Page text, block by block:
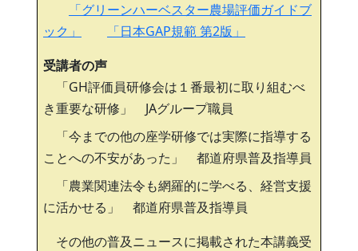
「グリーンハーベスター農場評価ガイドブ
ック」
「日本GAP規範 第2版」
受講者の声
「GH評価員研修会は１番最初に取り組むべ
き重要な研修」 JAグループ職員
「今までの他の座学研修では実際に指導する
ことへの不安があった」 都道府県普及指導員
「農業関連法令も網羅的に学べる、経営支援
に活かせる」 都道府県普及指導員
その他の普及ニュースに掲載された本講義受